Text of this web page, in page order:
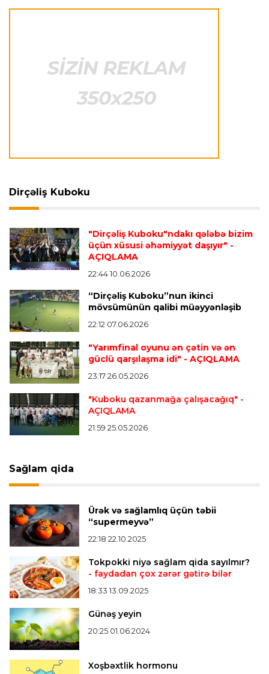
“Barselona”nın sabiq futbolçusu karyerasını
Transfer 21:08 08.08.2026
“Barselona”ya keçidinə razı salmaq istəyir
“Atletiko”nun futbolçusu “River Pleyt”ə keçir
“Vest Hem” “Tottenhem”in futbolçusunu
transfer edir
Offside 20:51 08.08.2026
Kamandan oxatma üzrə ölkə çempionatında
finalçılar bəlli oldu
Offside 20:27 08.08.2026
Mingəçevirdə “Kürü keçək?! 5” yarışı keçirildi
Verstappen öz komandasının "Formula 1"də
iştirak etməyəcəyini açıqladı
Bütün xəbərlər >>>
Dirçəliş Kuboku
"Dirçəliş Kuboku"ndakı qələbə bizim
üçün xüsusi əhəmiyyət daşıyır" -
AÇIQLAMA
22:44 10.06.2026
“Dirçəliş Kuboku”nun ikinci
mövsümünün qalibi müəyyənləşib
22:12 07.06.2026
"Yarımfinal oyunu ən çətin və ən
güclü qarşılaşma idi" - AÇIQLAMA
23:17 26.05.2026
"Kuboku qazanmağa çalışacağıq" -
AÇIQLAMA
21:59 25.05.2026
Sağlam qida
Ürək və sağlamlıq üçün təbii
“supermeyvə”
22:18 22.10.2025
Tokpokki niyə sağlam qida sayılmır?
- faydadan çox zərər gətirə bilər
18:33 13.09.2025
Günəş yeyin
20:25 01.06.2024
Xoşbəxtlik hormonu